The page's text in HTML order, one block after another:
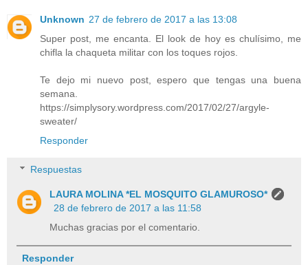
Unknown 27 de febrero de 2017 a las 13:08
Super post, me encanta. El look de hoy es chulísimo, me
chifla la chaqueta militar con los toques rojos.
Te dejo mi nuevo post, espero que tengas una buena
semana.
https://simplysory.wordpress.com/2017/02/27/argyle-
sweater/
Responder
Respuestas
LAURA MOLINA *EL MOSQUITO GLAMUROSO*
28 de febrero de 2017 a las 11:58
Muchas gracias por el comentario.
Responder